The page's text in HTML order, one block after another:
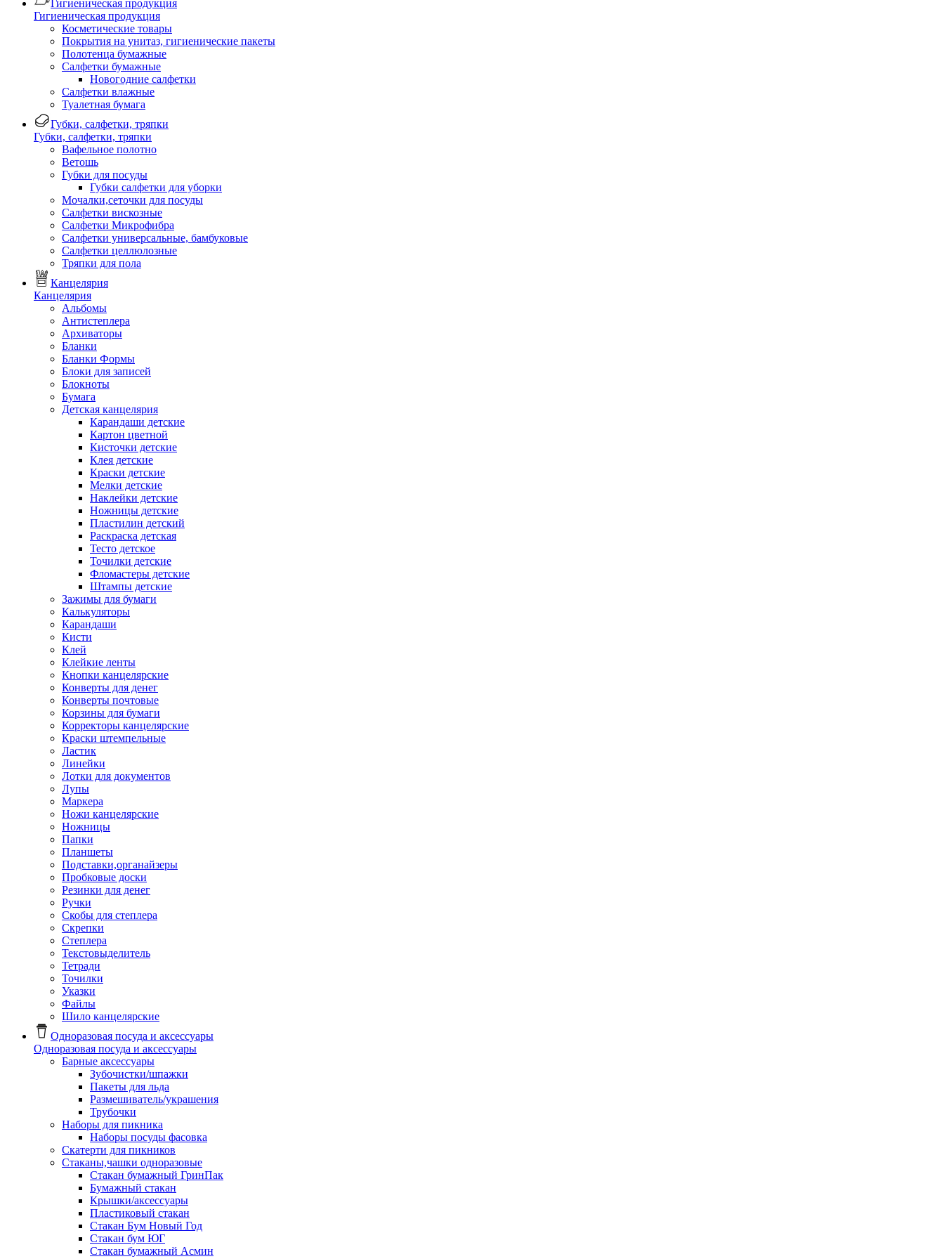
Гигиеническая продукция
Гигиеническая продукция
Косметические товары
Покрытия на унитаз, гигиенические пакеты
Полотенца бумажные
Салфетки бумажные
Новогодние салфетки
Салфетки влажные
Туалетная бумага
Губки, салфетки, тряпки
Губки, салфетки, тряпки
Вафельное полотно
Ветошь
Губки для посуды
Губки салфетки для уборки
Мочалки,сеточки для посуды
Салфетки вискозные
Салфетки Микрофибра
Салфетки универсальные, бамбуковые
Салфетки целлюлозные
Тряпки для пола
Канцелярия
Канцелярия
Альбомы
Антистеплера
Архиваторы
Бланки
Бланки Формы
Блоки для записей
Блокноты
Бумага
Детская канцелярия
Карандаши детские
Картон цветной
Кисточки детские
Клея детские
Краски детские
Мелки детские
Наклейки детские
Ножницы детские
Пластилин детский
Раскраска детская
Тесто детское
Точилки детские
Фломастеры детские
Штампы детские
Зажимы для бумаги
Калькуляторы
Карандаши
Кисти
Клей
Клейкие ленты
Кнопки канцелярские
Конверты для денег
Конверты почтовые
Корзины для бумаги
Корректоры канцелярские
Краски штемпельные
Ластик
Линейки
Лотки для документов
Лупы
Маркера
Ножи канцелярские
Ножницы
Папки
Планшеты
Подставки,органайзеры
Пробковые доски
Резинки для денег
Ручки
Скобы для степлера
Скрепки
Степлера
Текстовыделитель
Тетради
Точилки
Указки
Файлы
Шило канцелярские
Одноразовая посуда и аксессуары
Одноразовая посуда и аксессуары
Барные аксессуары
Зубочистки/шпажки
Пакеты для льда
Размешиватель/украшения
Трубочки
Наборы для пикника
Наборы посуды фасовка
Скатерти для пикников
Стаканы,чашки одноразовые
Cтакан бумажный ГринПак
Бумажный стакан
Крышки/аксессуары
Пластиковый стакан
Стакан Бум Новый Год
Стакан бум ЮГ
Стакан бумажный Асмин